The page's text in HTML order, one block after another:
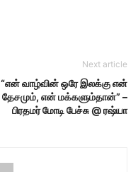
Next article
“என் வாழ்வின் ஒரே இலக்கு என்
தேசமும், என் மக்களும்தான்” –
பிரதமர் மோடி பேச்சு @ ரஷ்யா